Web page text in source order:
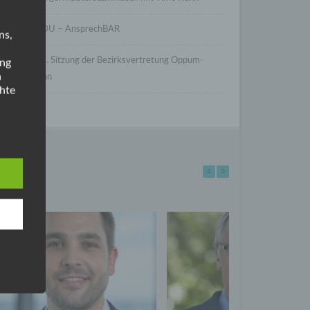
CDU – AnsprechBAR
30. Sitzung der Bezirksvertretung Oppum-
Linn